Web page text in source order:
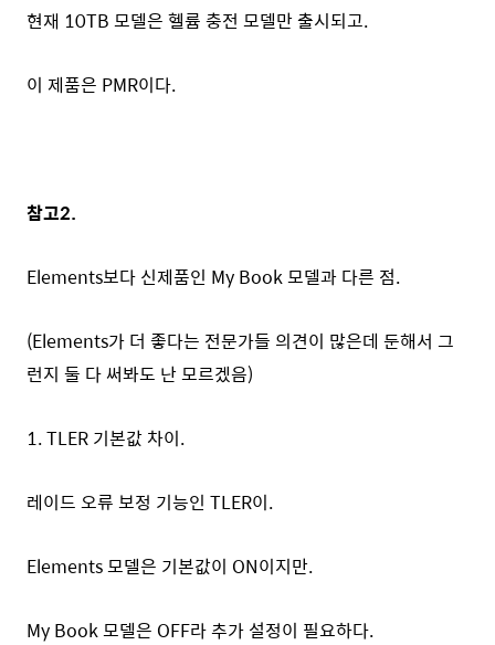
현재 10TB 모델은 헬륨 충전 모델만 출시되고.
이 제품은 PMR이다.
참고2.
Elements보다 신제품인 My Book 모델과 다른 점.
(Elements가 더 좋다는 전문가들 의견이 많은데 둔해서 그
런지 둘 다 써봐도 난 모르겠음)
1. TLER 기본값 차이.
레이드 오류 보정 기능인 TLER이.
Elements 모델은 기본값이 ON이지만.
My Book 모델은 OFF라 추가 설정이 필요하다.